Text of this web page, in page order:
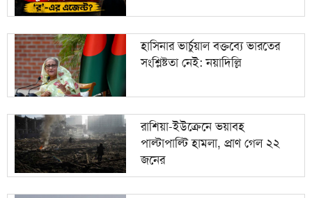
হাসিনার ভার্চুয়াল বক্তব্যে ভারতের
সংশ্লিষ্টতা নেই: নয়াদিল্লি
রাশিয়া-ইউক্রেনে ভয়াবহ
পাল্টাপাল্টি হামলা, প্রাণ গেল ২২
জনের